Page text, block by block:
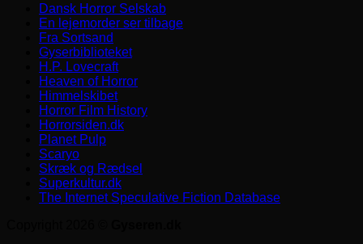
Dansk Horror Selskab
En lejemorder ser tilbage
Fra Sortsand
Gyserbiblioteket
H.P. Lovecraft
Heaven of Horror
Himmelskibet
Horror Film History
Horrorsiden.dk
Planet Pulp
Scaryo
Skræk og Rædsel
Superkultur.dk
The Internet Speculative Fiction Database